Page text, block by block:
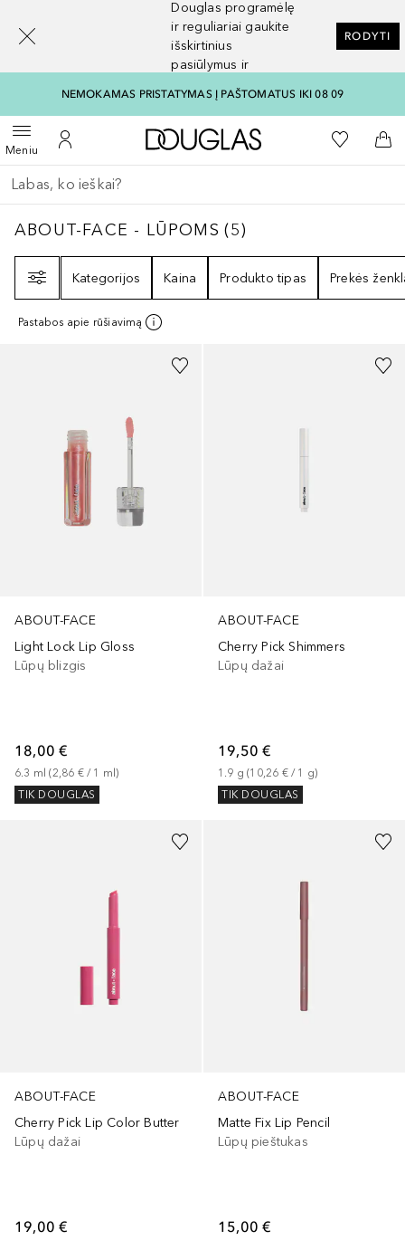
Douglas programėlę
ir reguliariai gaukite
išskirtinius
pasiūlymus ir
RODYTI
NEMOKAMAS PRISTATYMAS Į PAŠTOMATUS IKI 08 09
MeniuAtidaryti meniuĮ mano paskyrą
Į Douglas pagrindinį
Į mano
Į
Grįžk atgal
Vykdykite paiešką
ABOUT-FACE - LŪPOMS5
ABOUT-FACE - LŪPOMS (5)
Kategorijos
Kaina Produkto tipas Prekės
Pastabos apie rūšiavimą
ABOUT-FACE
Light Lock Lip Gloss
Lūpų blizgis
18,00 €
6.3 ml (2,86 € / 1 ml)
TIK DOUGLAS
+2
ABOUT-FACE
Cherry Pick Shimmers
Lūpų dažai
19,50 €
1.9 g (10,26 € / 1 g)
TIK DOUGLAS
ABOUT-FACE
Cherry Pick Lip Color Butter
Lūpų dažai
19,00 €
+3
ABOUT-FACE
Matte Fix Lip Pencil
Lūpų pieštukas
15,00 €
+3
[navigation.slideout.screenreader]